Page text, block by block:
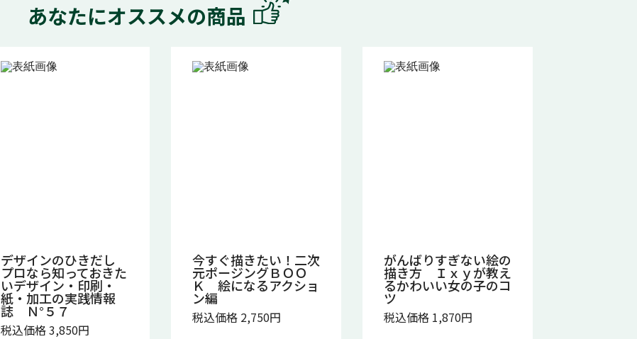
あなたにオススメの商品
デザインのひきだし
プロなら知っておきた
いデザイン・印刷・
紙・加工の実践情報
誌 Ｎ°５７
税込価格 3,850円
今すぐ描きたい！二次
元ポージングＢＯＯ
Ｋ 絵になるアクショ
ン編
税込価格 2,750円
がんばりすぎない絵の
描き方 Ｉｘｙが教え
るかわいい女の子のコ
ツ
税込価格 1,870円